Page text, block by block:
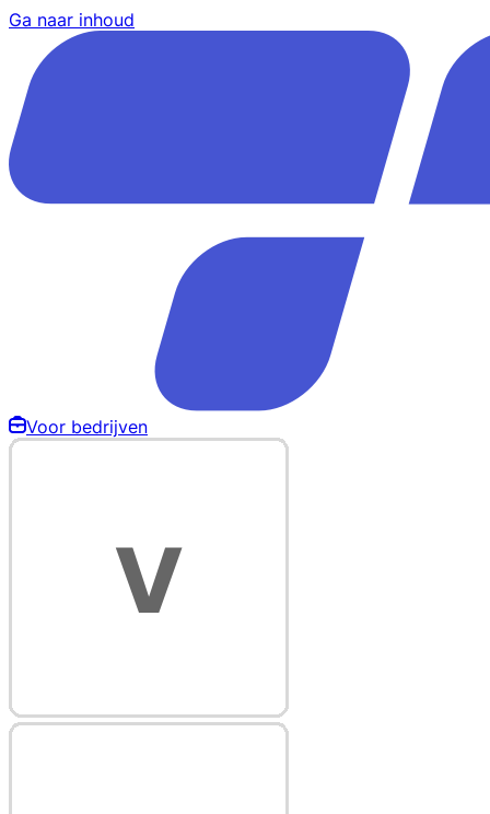
Ga naar inhoud
Voor bedrijven